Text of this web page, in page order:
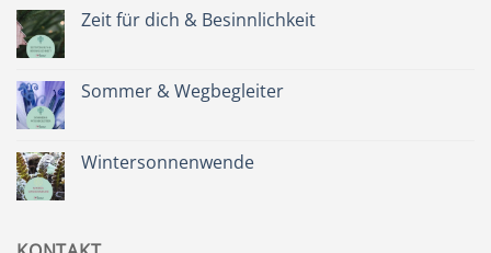
Spätsommer
&
Zeit für dich & Besinnlichkeit
Zeit
für
Sommer & Wegbegleiter
Sommer
&
Wintersonnenwende